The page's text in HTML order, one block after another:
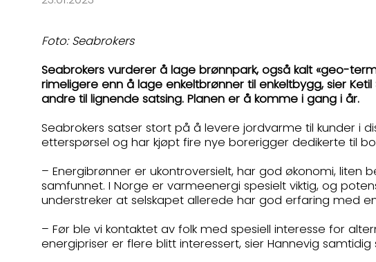
Foto: Seabrokers
Seabrokers vurderer å lage brønnpark, også kalt «geo-
rimeligere enn å lage enkeltbrønner til enkeltbygg, sier
andre til lignende satsing. Planen er å komme i gang i år.
Seabrokers satser stort på å levere jordvarme til kunder i
etterspørsel og har kjøpt fire nye borerigger dedikerte til
– Energibrønner er ukontroversielt, har god økonomi, liten
samfunnet. I Norge er varmeenergi spesielt viktig, og
understreker at selskapet allerede har god erfaring med
– Før ble vi kontaktet av folk med spesiell interesse for
energipriser er flere blitt interessert, sier Hannevig